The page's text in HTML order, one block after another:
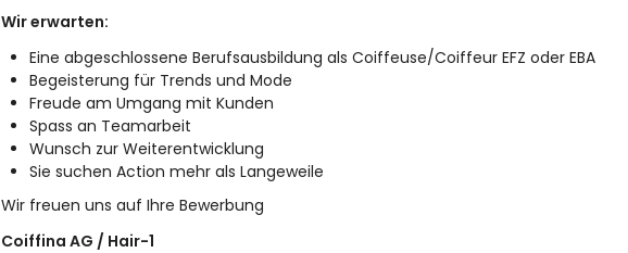
Wir erwarten:
Eine abgeschlossene Berufsausbildung als Coiffeuse/Coiffeur EFZ oder EBA
Begeisterung für Trends und Mode
Freude am Umgang mit Kunden
Spass an Teamarbeit
Wunsch zur Weiterentwicklung
Sie suchen Action mehr als Langeweile
Wir freuen uns auf Ihre Bewerbung
Coiffina AG / Hair-1